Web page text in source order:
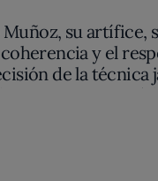
su artífice,
y el
de la técnica
por matices
casi ritual. Nada